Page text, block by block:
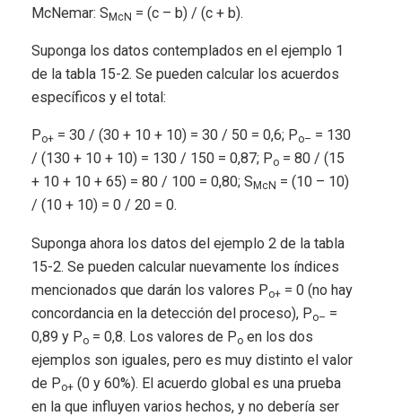
McNemar: S McN = (c – b) / (c + b).
Suponga los datos contemplados en el ejemplo 1
de la tabla 15-2. Se pueden calcular los acuerdos
específicos y el total:
Po+ = 30 / (30 + 10 + 10) = 30 / 50 = 0,6; Po– = 130
/ (130 + 10 + 10) = 130 / 150 = 0,87; Po = 80 / (15
+ 10 + 10 + 65) = 80 / 100 = 0,80; S McN = (10 – 10)
/ (10 + 10) = 0 / 20 = 0.
Suponga ahora los datos del ejemplo 2 de la tabla
15-2. Se pueden calcular nuevamente los índices
mencionados que darán los valores Po+ = 0 (no hay
concordancia en la detección del proceso), Po– =
0,89 y Po = 0,8. Los valores de Po en los dos
ejemplos son iguales, pero es muy distinto el valor
de Po+ (0 y 60%). El acuerdo global es una prueba
en la que influyen varios hechos, y no debería ser